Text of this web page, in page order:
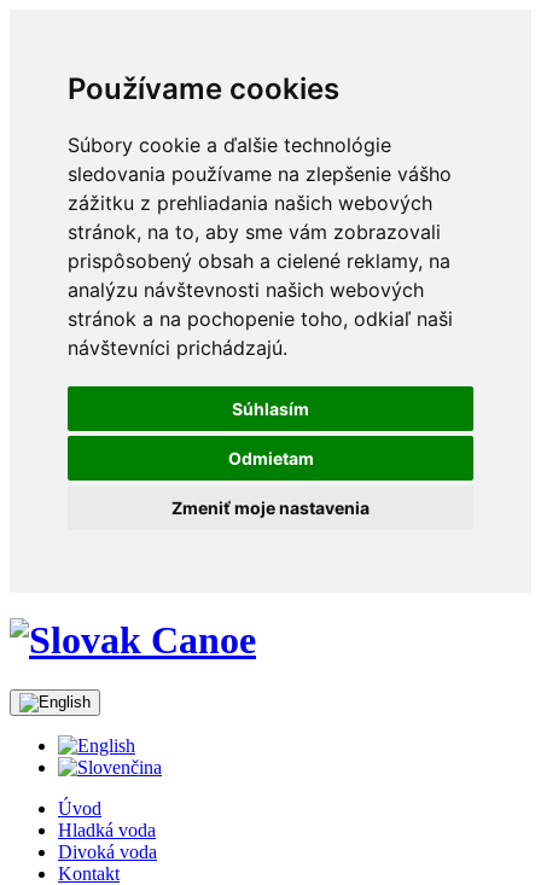
Používame cookies
Súbory cookie a ďalšie technológie
sledovania používame na zlepšenie vášho
zážitku z prehliadania našich webových
stránok, na to, aby sme vám zobrazovali
prispôsobený obsah a cielené reklamy, na
analýzu návštevnosti našich webových
stránok a na pochopenie toho, odkiaľ naši
návštevníci prichádzajú.
Súhlasím
Odmietam
Zmeniť moje nastavenia
Úvod
Hladká voda
Divoká voda
Kontakt